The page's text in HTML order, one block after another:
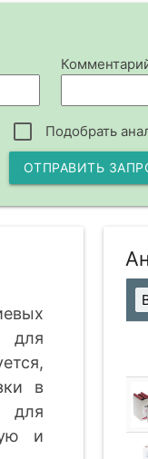
Подобрать
ОТПРАВИТЬ
для
в
для
и